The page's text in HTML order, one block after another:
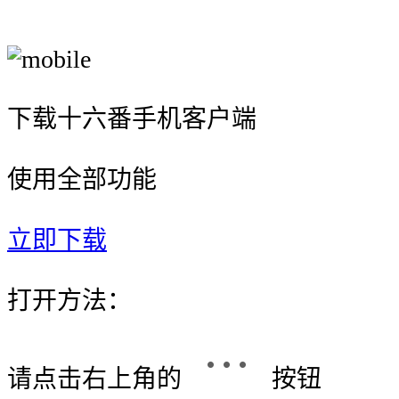
下载十六番手机客户端
使用全部功能
立即下载
打开方法：
请点击右上角的 按钮